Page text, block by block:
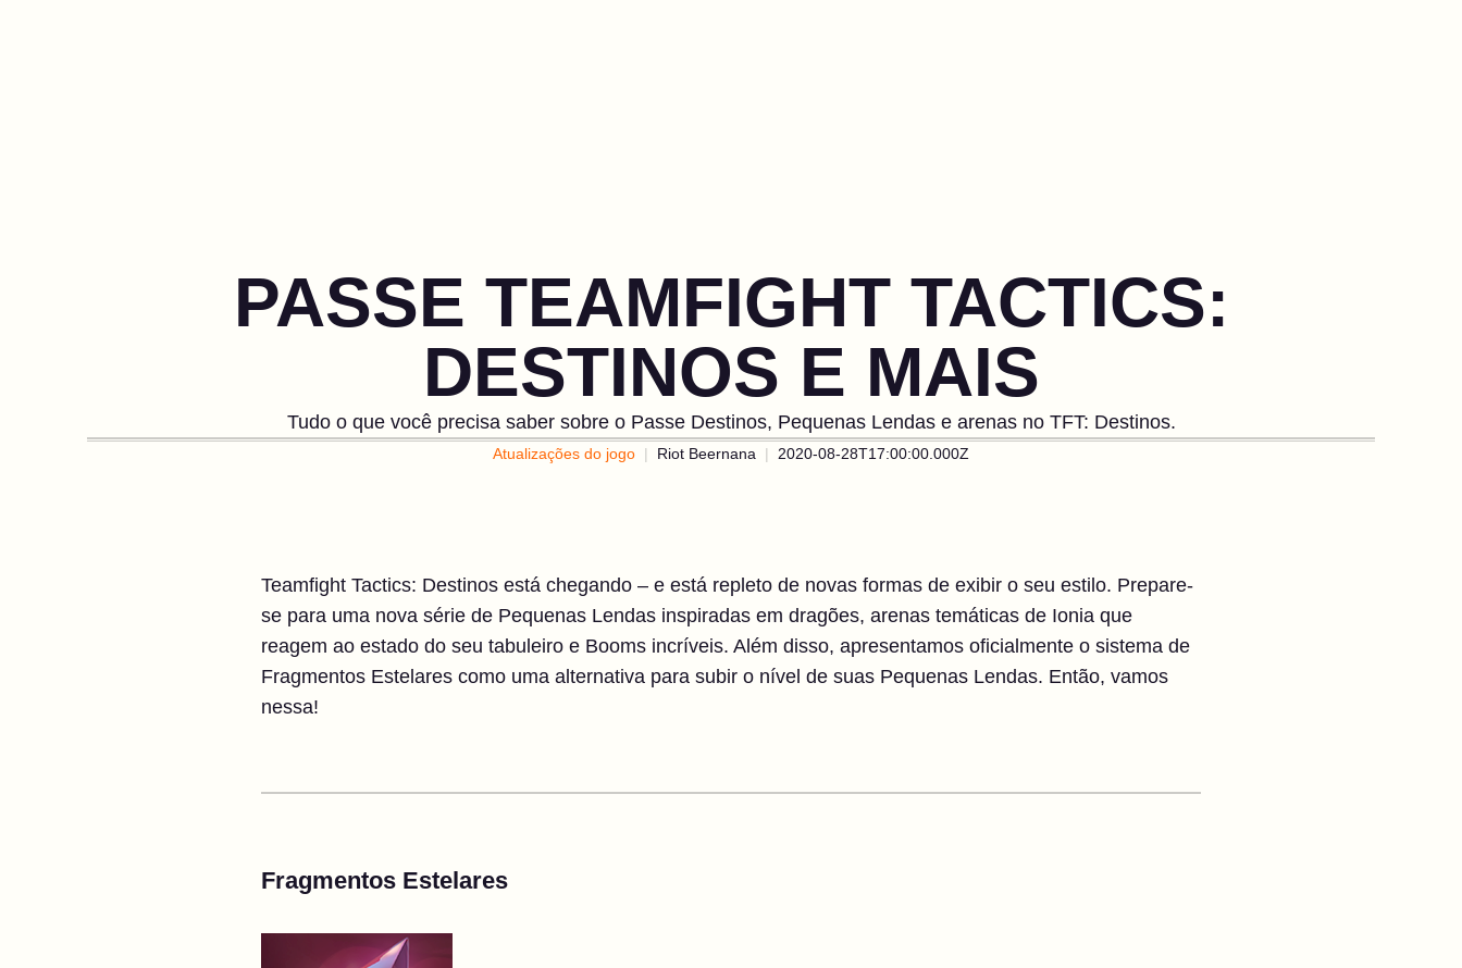
PASSE TEAMFIGHT TACTICS:
DESTINOS E MAIS
Tudo o que você precisa saber sobre o Passe Destinos, Pequenas Lendas e arenas no TFT: Destinos.
Atualizações do jogo Riot Beernana 2020-08-28T17:00:00.000Z
Teamfight Tactics: Destinos está chegando – e está repleto de novas formas de exibir o seu estilo. Prepare-
se para uma nova série de Pequenas Lendas inspiradas em dragões, arenas temáticas de Ionia que
reagem ao estado do seu tabuleiro e Booms incríveis. Além disso, apresentamos oficialmente o sistema de
Fragmentos Estelares como uma alternativa para subir o nível de suas Pequenas Lendas. Então, vamos
nessa!
Fragmentos Estelares